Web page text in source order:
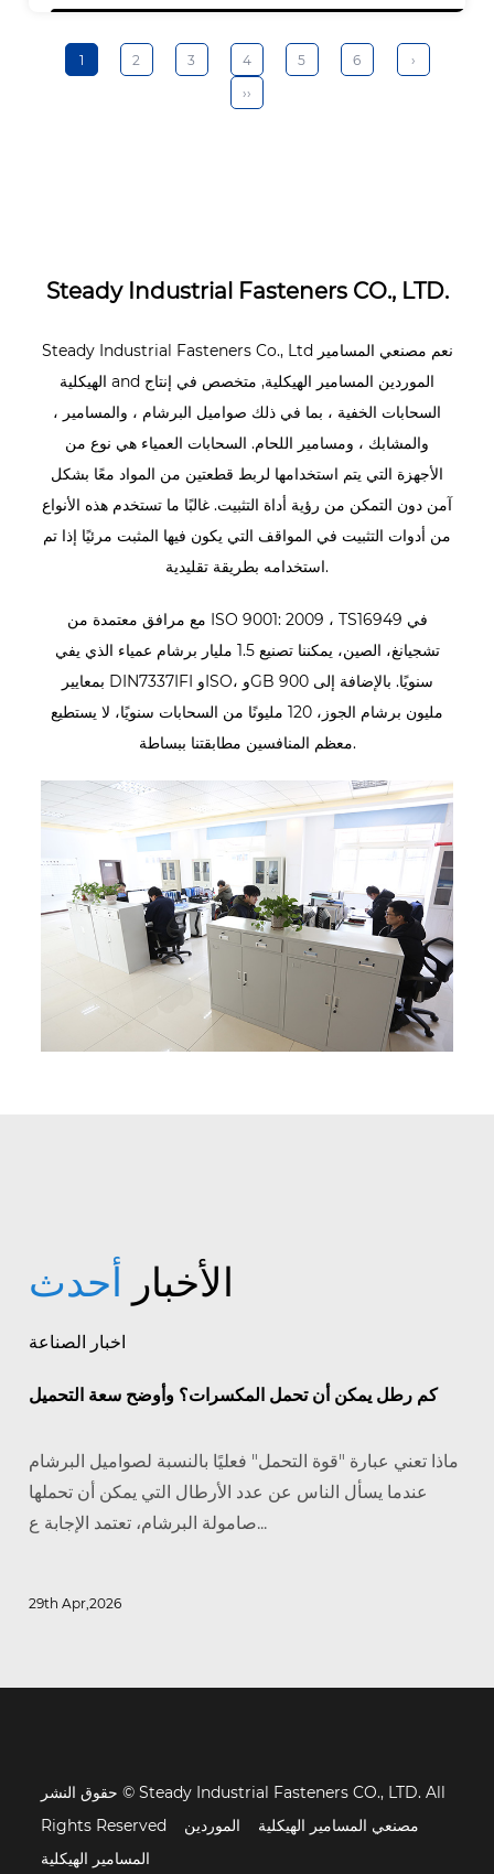
1 2 3 4 5 6
›
››
Steady Industrial Fasteners CO., LTD.
Steady Industrial Fasteners Co., Ltd نعم مصنعي المسامير
الهيكلية and الموردين المسامير الهيكلية, متخصص في إنتاج
السحابات الخفية ، بما في ذلك صواميل البرشام ، والمسامير ،
والمشابك ، ومسامير اللحام. السحابات العمياء هي نوع من
الأجهزة التي يتم استخدامها لربط قطعتين من المواد معًا بشكل
آمن دون التمكن من رؤية أداة التثبيت. غالبًا ما تستخدم هذه الأنواع
من أدوات التثبيت في المواقف التي يكون فيها المثبت مرئيًا إذا تم
استخدامه بطريقة تقليدية.
مع مرافق معتمدة من ISO 9001: 2009 ، TS16949 في
تشجيانغ، الصين، يمكننا تصنيع 1.5 مليار برشام عمياء الذي يفي
بمعايير DIN7337IFI وISO، وGB سنويًا. بالإضافة إلى 900
مليون برشام الجوز، 120 مليونًا من السحابات سنويًا، لا يستطيع
معظم المنافسين مطابقتنا ببساطة.
الأخبار أحدث
اخبار الصناعة
كم رطل يمكن أن تحمل المكسرات؟ وأوضح سعة التحميل
ماذا تعني عبارة "قوة التحمل" فعليًا بالنسبة لصواميل البرشام
عندما يسأل الناس عن عدد الأرطال التي يمكن أن تحملها
صامولة البرشام، تعتمد الإجابة ع...
29th Apr,2026
حقوق النشر © Steady Industrial Fasteners CO., LTD. All
Rights Reserved
مصنعي المسامير الهيكلية
الموردين
المسامير الهيكلية